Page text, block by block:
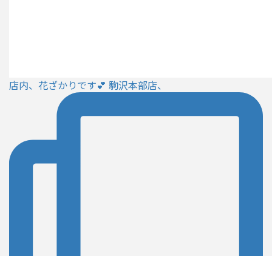
店内、花ざかりです💕 駒沢本部店、